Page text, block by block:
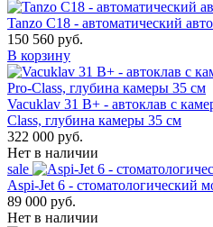
Tanzo C18 - автоматический
150 560 руб.
В корзину
Vacuklav 31 B+ - автоклав с
Class, глубина камеры 35 см
322 000 руб.
Нет в наличии
sale
Aspi-Jet 6 - стоматологический
89 000 руб.
Нет в наличии